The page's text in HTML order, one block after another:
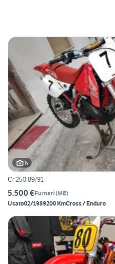
6
Cr 250 89/91
5.500 €Furnari(ME)
Usato02/1989200 KmCross / Enduro